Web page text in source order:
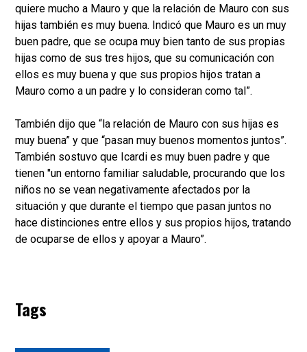
quiere mucho a Mauro y que la relación de Mauro con sus
hijas también es muy buena. Indicó que Mauro es un muy
buen padre, que se ocupa muy bien tanto de sus propias
hijas como de sus tres hijos, que su comunicación con
ellos es muy buena y que sus propios hijos tratan a
Mauro como a un padre y lo consideran como tal”.
También dijo que “la relación de Mauro con sus hijas es
muy buena” y que “pasan muy buenos momentos juntos”.
También sostuvo que Icardi es muy buen padre y que
tienen "un entorno familiar saludable, procurando que los
niños no se vean negativamente afectados por la
situación y que durante el tiempo que pasan juntos no
hace distinciones entre ellos y sus propios hijos, tratando
de ocuparse de ellos y apoyar a Mauro”.
Tags